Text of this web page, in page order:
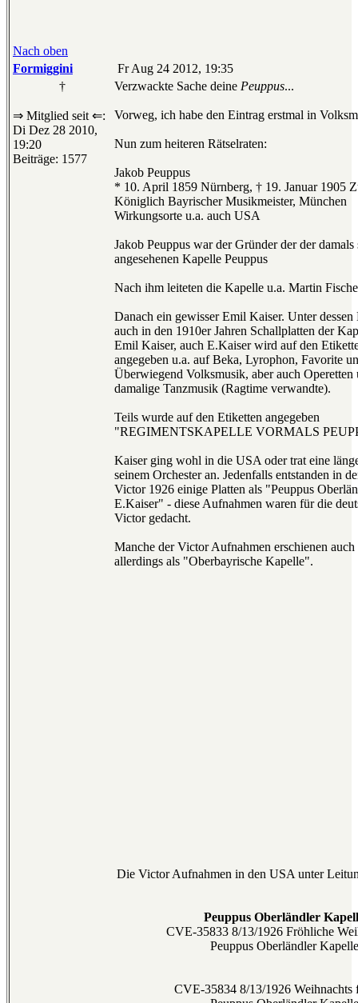
Nach oben
Formiggini
Fr Aug 24 2012, 19:35
†
⇒ Mitglied seit ⇐:
Di Dez 28 2010,
19:20
Beiträge: 1577
Verzwackte Sache deine Peuppus...
Vorweg, ich habe den Eintrag erstmal in
Nun zum heiteren Rätselraten:
Jakob Peuppus
* 10. April 1859 Nürnberg, † 19. Januar 1905
Königlich Bayrischer Musikmeister, München
Wirkungsorte u.a. auch USA
Jakob Peuppus war der Gründer der der
angesehenen Kapelle Peuppus
Nach ihm leiteten die Kapelle u.a. Martin
Danach ein gewisser Emil Kaiser. Unter dessen
auch in den 1910er Jahren Schallplatten der
Emil Kaiser, auch E.Kaiser wird auf den
angegeben u.a. auf Beka, Lyrophon, Favorite
Überwiegend Volksmusik, aber auch Operetten
damalige Tanzmusik (Ragtime verwandte).
Teils wurde auf den Etiketten angegeben
"REGIMENTSKAPELLE VORMALS
Kaiser ging wohl in die USA oder trat eine
seinem Orchester an. Jedenfalls entstanden in
Victor 1926 einige Platten als "Peuppus
E.Kaiser" - diese Aufnahmen waren für die
Victor gedacht.
Manche der Victor Aufnahmen erschienen
allerdings als "Oberbayrische Kapelle".
Die Victor Aufnahmen in den USA unter
Peuppus Oberländler
CVE-35833 8/13/1926 Fröhliche
Peuppus Oberländler Kapelle
CVE-35834 8/13/1926 Weihnachts